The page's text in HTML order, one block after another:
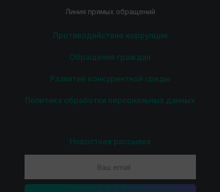
Линия прямых обращений
Противодействие коррупции
Обращения граждан
Развитие конкурентной среды
Политика обработки персональных данных
Новостная рассылка